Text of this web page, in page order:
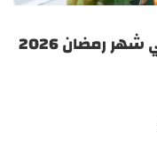
نظام غذائي صحي في شهر رمضان 2026